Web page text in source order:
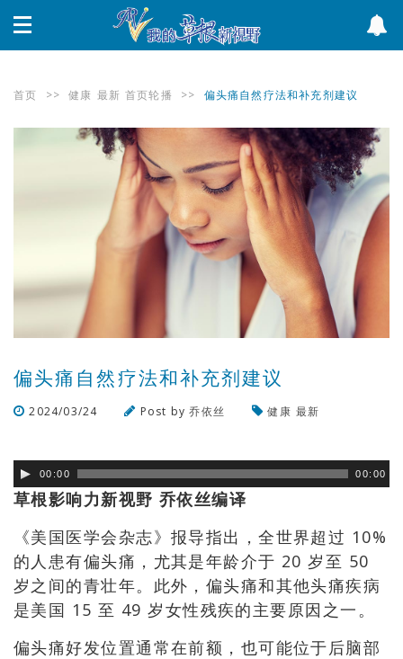
首页 >> 健康 最新 首页轮播 >> 偏头痛自然疗法和补充剂建议
偏头痛自然疗法和补充剂建议
2024/03/24 Post by乔依丝 健康 最新
00:00 00:00
草根影响力新视野 乔依丝编译
《美国医学会杂志》报导指出，全世界超过 10%
的人患有偏头痛，尤其是年龄介于 20 岁至 50
岁之间的青壮年。此外，偏头痛和其他头痛疾病
是美国 15 至 49 岁女性残疾的主要原因之一。
偏头痛好发位置通常在前额，也可能位于后脑部